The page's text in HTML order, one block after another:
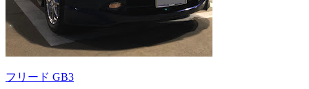
フリード GB3